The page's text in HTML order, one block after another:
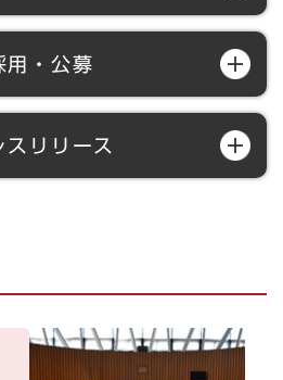
用・公募
スリリース